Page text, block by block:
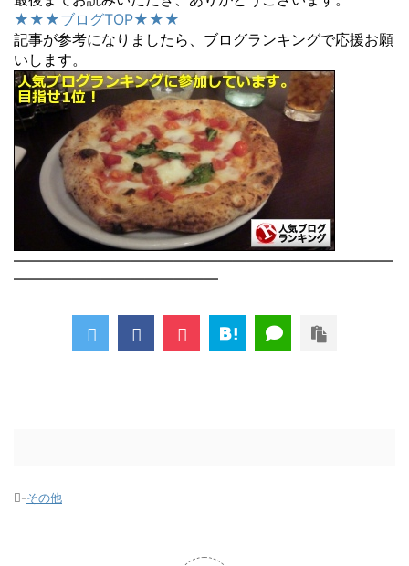
★★★ブログTOP★★★
記事が参考になりましたら、ブログランキングで応援お願
いします。
――――――――――――――――――――――――――
――――――――――――――
-その他